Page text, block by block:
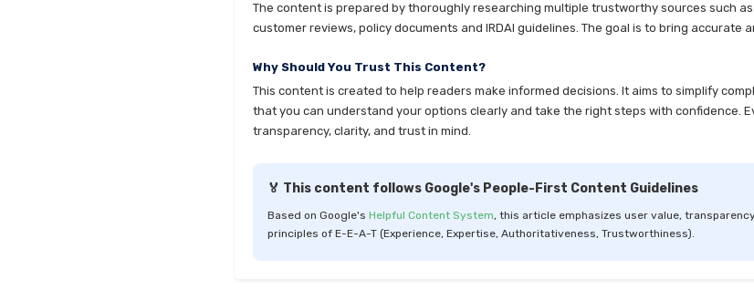
The content is prepared by thoroughly researching multiple trustworthy sources such
customer reviews, policy documents and IRDAI guidelines. The goal is to bring accurate
Why Should You Trust This Content?
This content is created to help readers make informed decisions. It aims to simplify
that you can understand your options clearly and take the right steps with confidence.
transparency, clarity, and trust in mind.
🏅 This content follows Google's People-First Content Guidelines
Based on Google's Helpful Content System, this article emphasizes user value,
principles of E-E-A-T (Experience, Expertise, Authoritativeness, Trustworthiness).